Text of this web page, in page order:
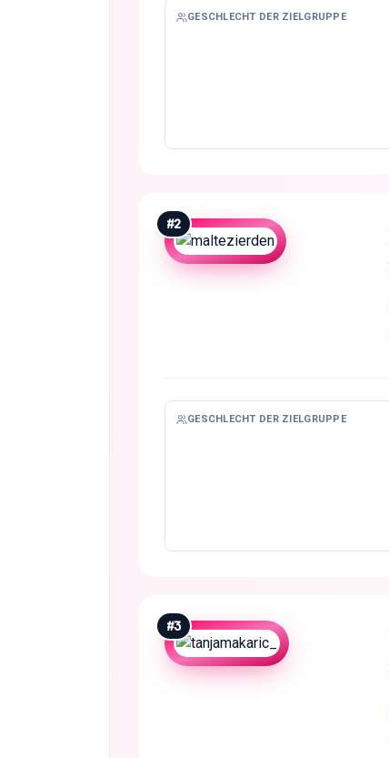
GESCHLECHT DER ZIELGRUPPE
#2
GESCHLECHT DER ZIELGRUPPE
#3